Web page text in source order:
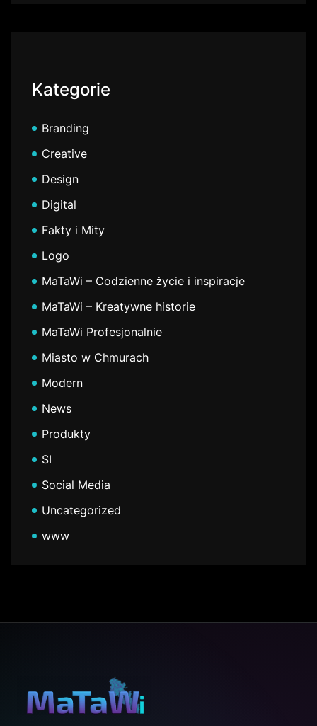
Kategorie
Branding
Creative
Design
Digital
Fakty i Mity
Logo
MaTaWi – Codzienne życie i inspiracje
MaTaWi – Kreatywne historie
MaTaWi Profesjonalnie
Miasto w Chmurach
Modern
News
Produkty
SI
Social Media
Uncategorized
www